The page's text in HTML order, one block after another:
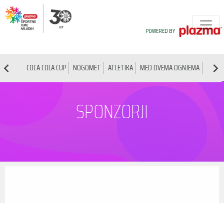
COCA COLA CUP NOGOMET ATLETIKA MED DVEMA OGNJEMA
POWERED BY
SPONZORJI